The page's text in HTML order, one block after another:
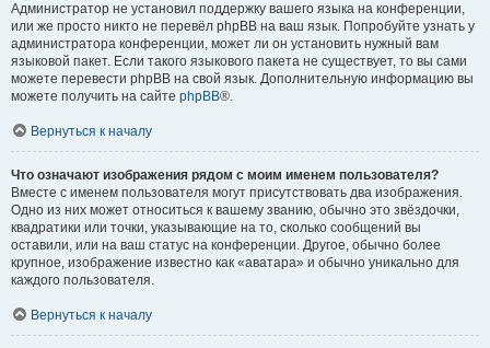
Администратор не установил поддержку вашего языка на конференции,
или же просто никто не перевёл phpBB на ваш язык. Попробуйте узнать у
администратора конференции, может ли он установить нужный вам
языковой пакет. Если такого языкового пакета не существует, то вы сами
можете перевести phpBB на свой язык. Дополнительную информацию вы
можете получить на сайте phpBB®.
Вернуться к началу
Что означают изображения рядом с моим именем пользователя?
Вместе с именем пользователя могут присутствовать два изображения.
Одно из них может относиться к вашему званию, обычно это звёздочки,
квадратики или точки, указывающие на то, сколько сообщений вы
оставили, или на ваш статус на конференции. Другое, обычно более
крупное, изображение известно как «аватара» и обычно уникально для
каждого пользователя.
Вернуться к началу